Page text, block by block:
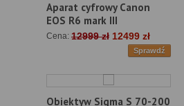
Aparat cyfrowy Canon
EOS R6 mark III
Cena: 12999 zł 12499 zł
Sprawdź
Obiektyw Sigma S 70-200